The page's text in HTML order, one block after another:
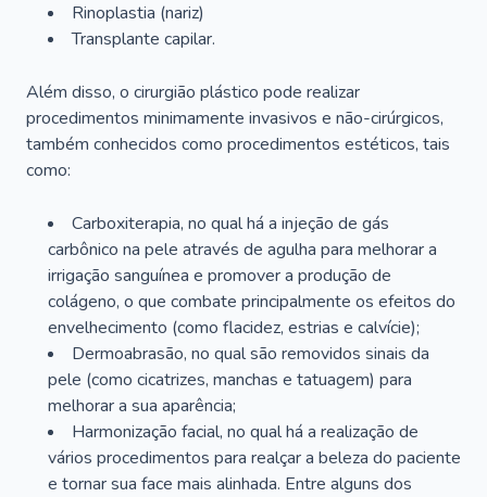
Rinoplastia (nariz)
Transplante capilar.
Além disso, o cirurgião plástico pode realizar
procedimentos minimamente invasivos e não-cirúrgicos,
também conhecidos como procedimentos estéticos, tais
como:
Carboxiterapia, no qual há a injeção de gás
carbônico na pele através de agulha para melhorar a
irrigação sanguínea e promover a produção de
colágeno, o que combate principalmente os efeitos do
envelhecimento (como flacidez, estrias e calvície);
Dermoabrasão, no qual são removidos sinais da
pele (como cicatrizes, manchas e tatuagem) para
melhorar a sua aparência;
Harmonização facial, no qual há a realização de
vários procedimentos para realçar a beleza do paciente
e tornar sua face mais alinhada. Entre alguns dos